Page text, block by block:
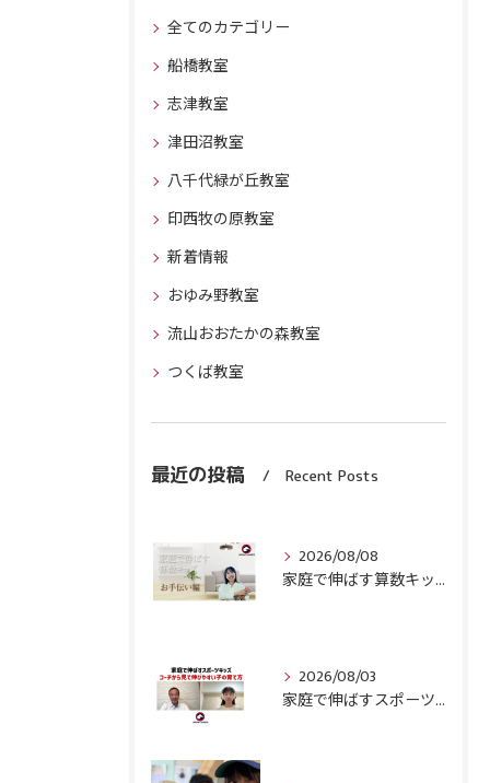
全てのカテゴリー
船橋教室
志津教室
津田沼教室
八千代緑が丘教室
印西牧の原教室
新着情報
おゆみ野教室
流山おおたかの森教室
つくば教室
最近の投稿 Recent Posts
2026/08/08
家庭で伸ばす算数キッズ８月号配信しました！
2026/08/03
家庭で伸ばすスポーツキッズ『コーチから見て伸びやすい子』の育て方